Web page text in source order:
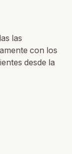
las
con los
desde la